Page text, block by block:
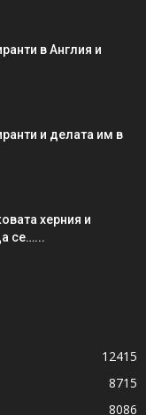
в Англия и
и делата им в
херния и
се…...
12415
8715
8086